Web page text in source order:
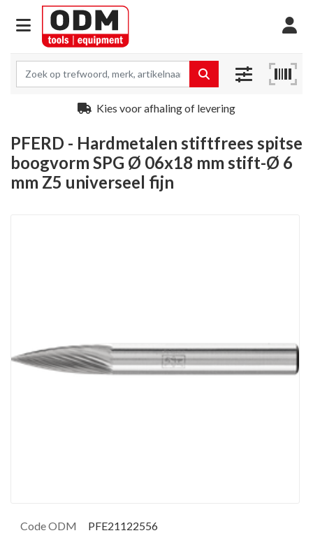
Kies voor afhaling of levering
PFERD - Hardmetalen stiftfrees spitse
boogvorm SPG Ø 06x18 mm stift-Ø 6
mm Z5 universeel fijn
Code ODM
PFE21122556